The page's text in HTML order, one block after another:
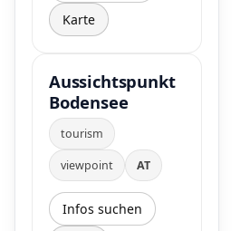
Karte
Aussichtspunkt
Bodensee
tourism
viewpoint AT
Infos suchen